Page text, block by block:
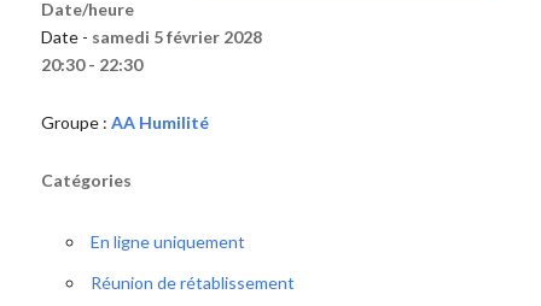
Date/heure
Date - samedi 5 février 2028
20:30 - 22:30
Groupe : AA Humilité
Catégories
En ligne uniquement
Réunion de rétablissement